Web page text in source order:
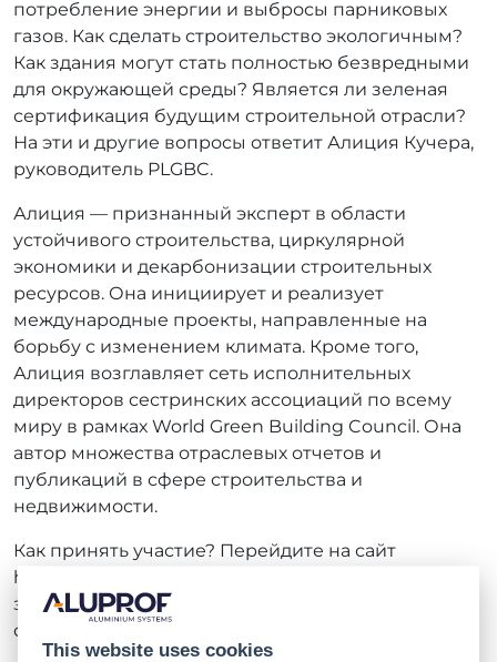
потребление энергии и выбросы парниковых
газов. Как сделать строительство экологичным?
Как здания могут стать полностью безвредными
для окружающей среды? Является ли зеленая
сертификация будущим строительной отрасли?
На эти и другие вопросы ответит Алиция Кучера,
руководитель PLGBC.
Алиция — признанный эксперт в области
устойчивого строительства, циркулярной
экономики и декарбонизации строительных
ресурсов. Она инициирует и реализует
международные проекты, направленные на
борьбу с изменением климата. Кроме того,
Алиция возглавляет сеть исполнительных
директоров сестринских ассоциаций по всему
миру в рамках World Green Building Council. Она
автор множества отраслевых отчетов и
публикаций в сфере строительства и
недвижимости.
Как принять участие? Перейдите на сайт
https://future-builders.com/#r... и
зарегистрируйтесь. Мы отправим вам ссылку на
онлайн-интервью с Алицией Кучерой!!
This website uses cookies